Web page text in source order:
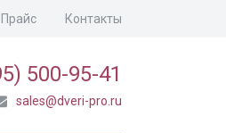
Прайс Контакты
500-95-41
sales@dveri-pro.ru